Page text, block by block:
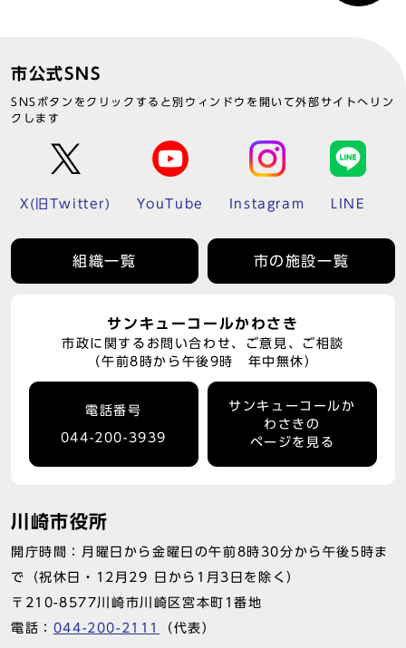
市公式SNS
SNSボタンをクリックすると別ウィンドウを開いて外部サイトへリン
クします
X(旧Twitter) YouTube Instagram LINE
組織一覧 市の施設一覧
サンキューコールかわさき
市政に関するお問い合わせ、ご意見、ご相談
（午前8時から午後9時 年中無休）
電話番号
044-200-3939
サンキューコールか
わさきの
ページを見る
川崎市役所
開庁時間：月曜日から金曜日の午前8時30分から午後5時ま
で（祝休日・12月29 日から1月3日を除く）
〒210-8577川崎市川崎区宮本町1番地
電話： 044-200-2111 （代表）